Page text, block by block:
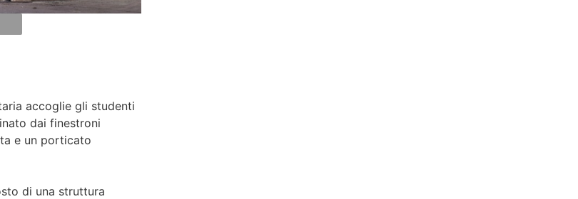
accoglie gli studenti
dai finestroni
e un porticato
di una struttura